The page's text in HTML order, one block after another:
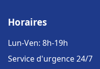
Horaires
Lun-Ven: 8h-19h
Service d'urgence 24/7